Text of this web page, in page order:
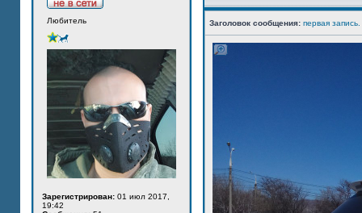
Любитель
Зарегистрирован: 01 июл 2017,
19:42
Заголовок сообщения: первая